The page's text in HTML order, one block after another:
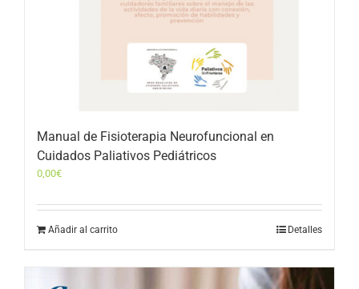
Manual de Fisioterapia Neurofuncional en
Cuidados Paliativos Pediátricos
0,00€
Añadir al carrito Detalles